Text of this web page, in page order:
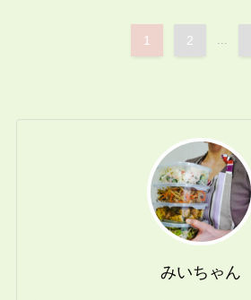
1 2
みいちゃん